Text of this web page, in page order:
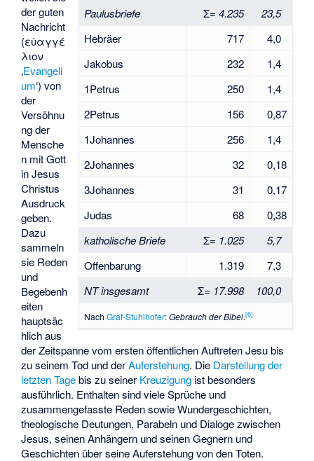
Paulusbriefe
Σ=4.235
23,5
Hebräer
717
4,0
Jakobus
232
1,4
1Petrus
250
1,4
2Petrus
156
0,87
1Johannes
256
1,4
2Johannes
32
0,18
3Johannes
31
0,17
Judas
68
0,38
katholische Briefe
Σ= 1.025
5,7
Offenbarung
1.319
7,3
NT insgesamt
Σ= 17.998 100,0
NachGraf-Stuhlhofer:Gebrauch der Bibel.[6]
der guten
Nachricht
(εὐαγγέ
λιον
‚Evangeli
um‘) von
der
Versöhnu
ng der
Mensche
n mit Gott
in Jesus
Christus
Ausdruck
geben.
Dazu
sammeln
sie Reden
und
Begebenh
eiten
hauptsäc
hlich aus
der Zeitspanne vom ersten öffentlichen Auftreten Jesu bis
zu seinem Tod und derAuferstehung. Die Darstellung der
letzten Tagebis zu seiner Kreuzigung ist besonders
ausführlich. Enthalten sind viele Sprüche und
zusammengefasste Reden sowie Wundergeschichten,
theologische Deutungen, Parabeln und Dialoge zwischen
Jesus, seinen Anhängern und seinen Gegnern und
Geschichten über seine Auferstehung von den Toten.